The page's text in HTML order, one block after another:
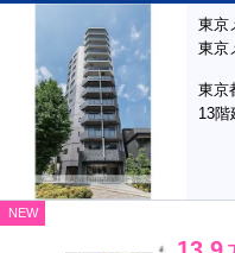
東京
東京
東京
13階
NEW